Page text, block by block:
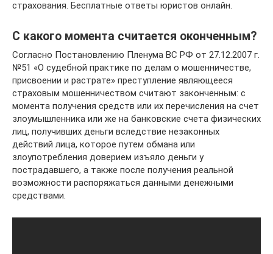
страхования. Бесплатные ответы юристов онлайн.
С какого момента считается оконченным?
Согласно Постановлению Пленума ВС РФ от 27.12.2007 г.
№51 «О судебной практике по делам о мошенничестве,
присвоении и растрате» преступление являющееся
страховым мошенничеством считают законченным: с
момента получения средств или их перечисления на счет
злоумышленника или же на банковские счета физических
лиц, получивших деньги вследствие незаконных
действий лица, которое путем обмана или
злоупотребления доверием изъяло деньги у
пострадавшего, а также после получения реальной
возможности распоряжаться данными денежными
средствами.